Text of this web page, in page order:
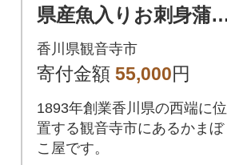
県産魚入りお刺身蒲
鉾】仁加屋かまぼこ詰
合せセット-9全4回
香川県観音寺市
寄付金額 55,000円
1893年創業香川県の西端に位
置する観音寺市にあるかまぼ
こ屋です。